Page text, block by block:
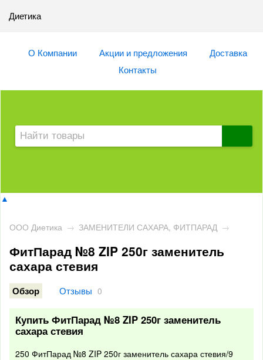
Диетика
О Компании Акции и предложения
Доставка
Контакты
▲
ООО Диетика → ЗАМЕНИТЕЛИ САХАРА, ФИТПАРАД →
ФитПарад №8 ZIP 250г заменитель
сахара стевия
Обзор Отзывы 0
Купить ФитПарад №8 ZIP 250г заменитель
сахара стевия
250 ФитПарад №8 ZIP 250г заменитель сахара стевия/9